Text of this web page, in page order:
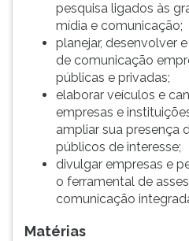
pesquisa ligados às
mídia e comunicação;
planejar, desenvolver
de comunicação
públicas e privadas;
elaborar veículos e
empresas e
ampliar sua presença
públicos de interesse;
divulgar empresas e
o ferramental de
comunicação
Matérias